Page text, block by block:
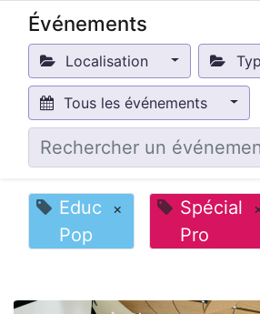
Événements
Localisation
Tous les événements
Educ
Pop
×
Spécial
Pro